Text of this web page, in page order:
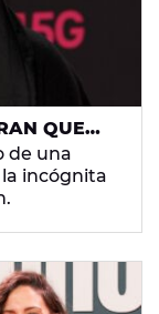
QUE
de una
incógnita